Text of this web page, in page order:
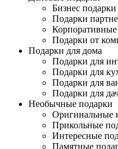
Бизнес подарки
Подарки
Подарки от
Подарки для дома
Подарки для
Подарки для
Подарки для
Подарки для
Необычные подарки
Оригинальные
Прикольные
Интересные
Памятные